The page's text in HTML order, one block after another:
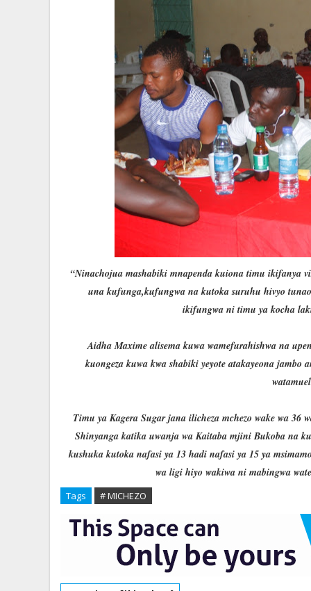
“Ninachojua mashabiki mnapenda kuiona timu ikifanya
una kufunga,kufungwa na kutoka suruhu hivyo
ikifungwa ni timu ya kocha
Aidha Maxime alisema kuwa wamefurahishwa na
kuongeza kuwa kwa shabiki yeyote atakayeona
Timu ya Kagera Sugar jana ilicheza mchezo wake wa
Shinyanga katika uwanja wa Kaitaba mjini Bukoba na
kushuka kutoka nafasi ya 13 hadi nafasi ya 15 ya
wa ligi hiyo wakiwa ni mabingwa
Tags # MICHEZO